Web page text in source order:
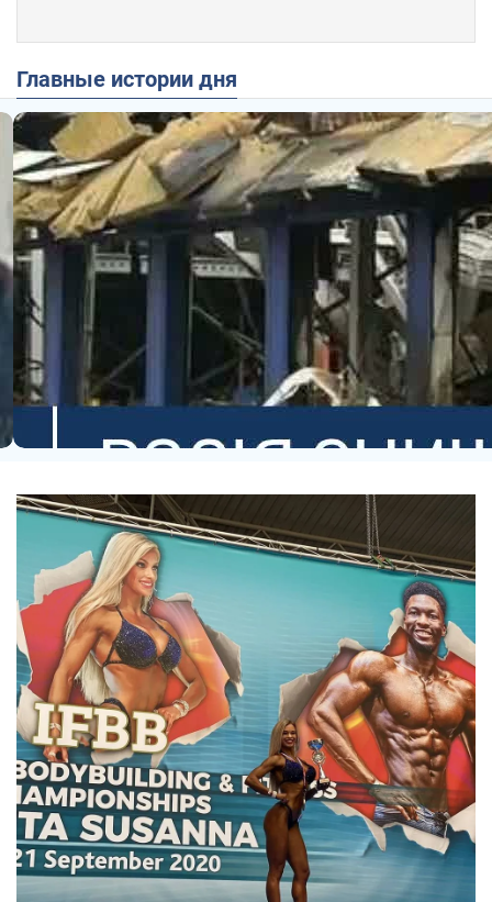
Главные истории дня